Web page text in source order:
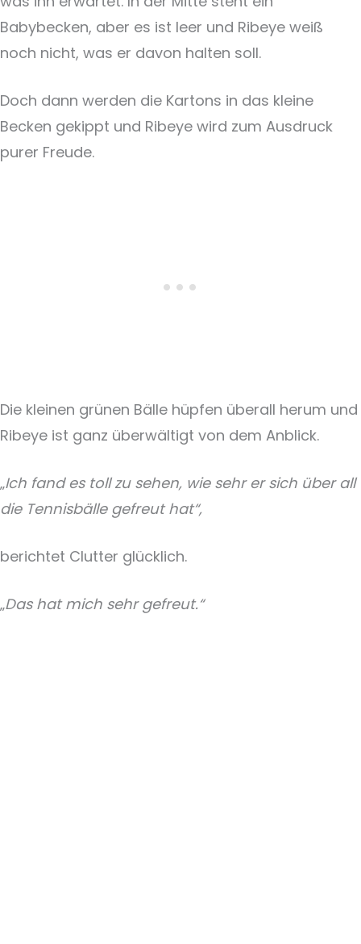
Babybecken, aber es ist leer und Ribeye weiß
noch nicht, was er davon halten soll.
Doch dann werden die Kartons in das kleine
Becken gekippt und Ribeye wird zum Ausdruck
purer Freude.
Die kleinen grünen Bälle hüpfen überall herum und
Ribeye ist ganz überwältigt von dem Anblick.
„Ich fand es toll zu sehen, wie sehr er sich über all
die Tennisbälle gefreut hat“,
berichtet Clutter glücklich.
„Das hat mich sehr gefreut.“